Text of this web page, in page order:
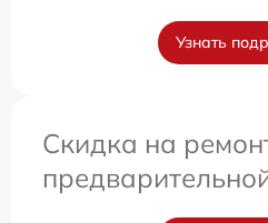
Узнать
Скидка на